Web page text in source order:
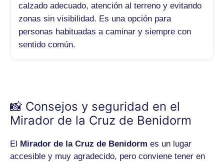
calzado adecuado, atención al terreno y evitando
zonas sin visibilidad. Es una opción para
personas habituadas a caminar y siempre con
sentido común.
📸 Consejos y seguridad en el
Mirador de la Cruz de Benidorm
El Mirador de la Cruz de Benidorm es un lugar
accesible y muy agradecido, pero conviene tener en